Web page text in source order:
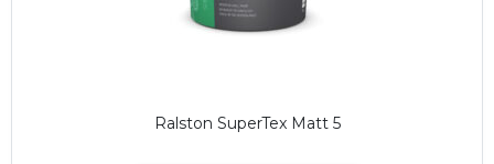
Ralston SuperTex Matt 5